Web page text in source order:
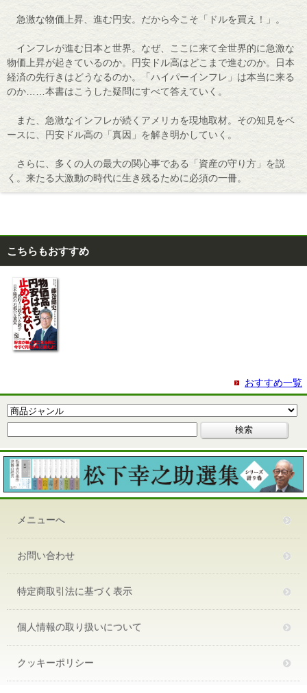
急激な物価上昇、進む円安。だから今こそ「ドルを買え！」。
インフレが進む日本と世界。なぜ、ここに来て全世界的に急激な
物価上昇が起きているのか。円安ドル高はどこまで進むのか。日本
経済の先行きはどうなるのか。「ハイパーインフレ」は本当に来る
のか……本書はこうした疑問にすべて答えていく。
また、急激なインフレが続くアメリカを現地取材。その知見をベ
ースに、円安ドル高の「真因」を解き明かしていく。
さらに、多くの人の最大の関心事である「資産の守り方」を説
く。来たる大激動の時代に生き残るために必須の一冊。
こちらもおすすめ
おすすめ一覧
メニューへ
お問い合わせ
特定商取引法に基づく表示
個人情報の取り扱いについて
クッキーポリシー